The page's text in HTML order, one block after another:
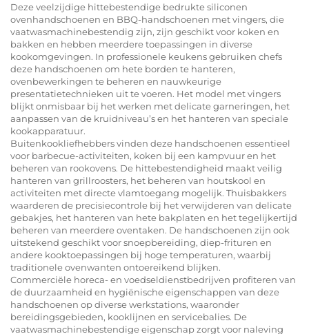
Deze veelzijdige hittebestendige bedrukte siliconen
ovenhandschoenen en BBQ-handschoenen met vingers, die
vaatwasmachinebestendig zijn, zijn geschikt voor koken en
bakken en hebben meerdere toepassingen in diverse
kookomgevingen. In professionele keukens gebruiken chefs
deze handschoenen om hete borden te hanteren,
ovenbewerkingen te beheren en nauwkeurige
presentatietechnieken uit te voeren. Het model met vingers
blijkt onmisbaar bij het werken met delicate garneringen, het
aanpassen van de kruidniveau’s en het hanteren van speciale
kookapparatuur.
Buitenkookliefhebbers vinden deze handschoenen essentieel
voor barbecue-activiteiten, koken bij een kampvuur en het
beheren van rookovens. De hittebestendigheid maakt veilig
hanteren van grillroosters, het beheren van houtskool en
activiteiten met directe vlamtoegang mogelijk. Thuisbakkers
waarderen de precisiecontrole bij het verwijderen van delicate
gebakjes, het hanteren van hete bakplaten en het tegelijkertijd
beheren van meerdere oventaken. De handschoenen zijn ook
uitstekend geschikt voor snoepbereiding, diep-frituren en
andere kooktoepassingen bij hoge temperaturen, waarbij
traditionele ovenwanten ontoereikend blijken.
Commerciële horeca- en voedseldienstbedrijven profiteren van
de duurzaamheid en hygiënische eigenschappen van deze
handschoenen op diverse werkstations, waaronder
bereidingsgebieden, kooklijnen en servicebalies. De
vaatwasmachinebestendige eigenschap zorgt voor naleving